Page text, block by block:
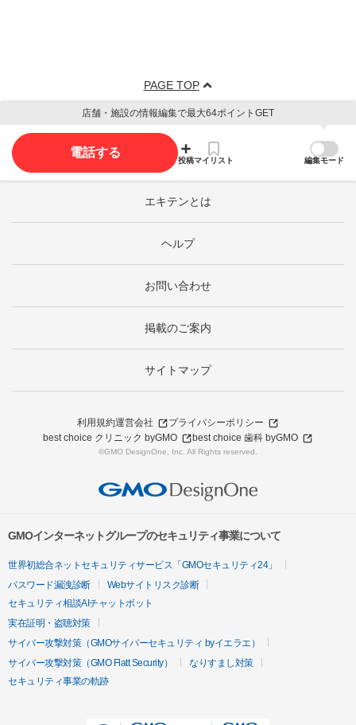
PAGE TOP
店舗・施設の情報編集で最大64ポイントGET
電話する
投稿マイリスト 編集モード
エキテンとは
ヘルプ
お問い合わせ
掲載のご案内
サイトマップ
利用規約運営会社
プライバシーポリシー
best choice クリニック byGMO
best choice 歯科 byGMO
©GMO DesignOne, Inc. All Rights reserved.
GMOインターネットグループのセキュリティ事業について
世界初総合ネットセキュリティサービス「GMOセキュリティ24」
パスワード漏洩診断
Webサイトリスク診断
セキュリティ相談AIチャットボット
実在証明・盗聴対策
サイバー攻撃対策（GMOサイバーセキュリティ byイエラエ）
サイバー攻撃対策（GMO Flatt Security）
なりすまし対策
セキュリティ事業の軌跡